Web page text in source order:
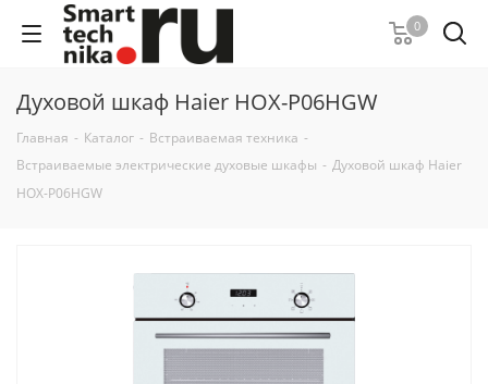
0
Духовой шкаф Haier HOX-P06HGW
Главная - Каталог - Встраиваемая техника -
Встраиваемые электрические духовые шкафы - Духовой шкаф Haier
HOX-P06HGW